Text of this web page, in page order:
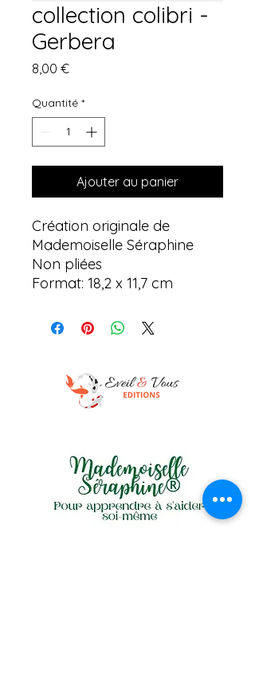
collection colibri -
Gerbera
8,00 €Prix
Quantité *
Ajouter au panier
Création originale de
Mademoiselle Séraphine
Non pliées
Format: 18,2 x 11,7 cm